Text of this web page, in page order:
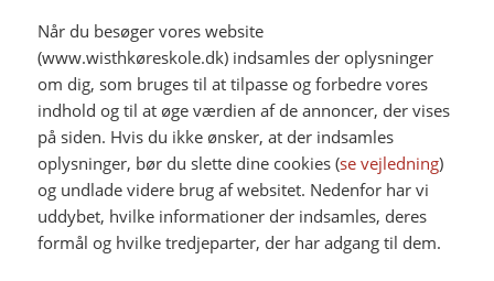
Når du besøger vores website
(www.wisthkøreskole.dk) indsamles der oplysninger
om dig, som bruges til at tilpasse og forbedre vores
indhold og til at øge værdien af de annoncer, der vises
på siden. Hvis du ikke ønsker, at der indsamles
oplysninger, bør du slette dine cookies (se vejledning)
og undlade videre brug af websitet. Nedenfor har vi
uddybet, hvilke informationer der indsamles, deres
formål og hvilke tredjeparter, der har adgang til dem.